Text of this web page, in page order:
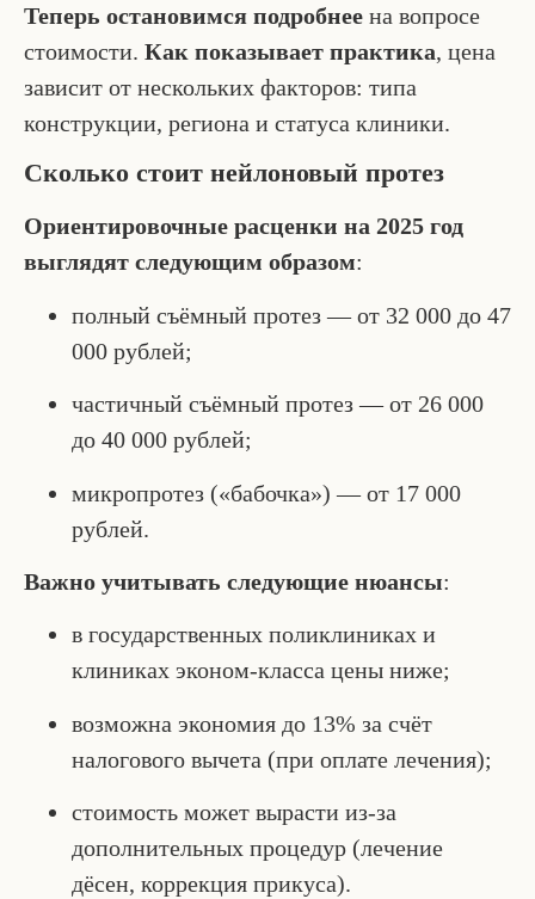
Теперь остановимся подробнее на вопросе
стоимости. Как показывает практика, цена
зависит от нескольких факторов: типа
конструкции, региона и статуса клиники.
Сколько стоит нейлоновый протез
Ориентировочные расценки на 2025 год
выглядят следующим образом:
полный съёмный протез — от 32 000 до 47
000 рублей;
частичный съёмный протез — от 26 000
до 40 000 рублей;
микропротез («бабочка») — от 17 000
рублей.
Важно учитывать следующие нюансы:
в государственных поликлиниках и
клиниках эконом-класса цены ниже;
возможна экономия до 13% за счёт
налогового вычета (при оплате лечения);
стоимость может вырасти из-за
дополнительных процедур (лечение
дёсен, коррекция прикуса).